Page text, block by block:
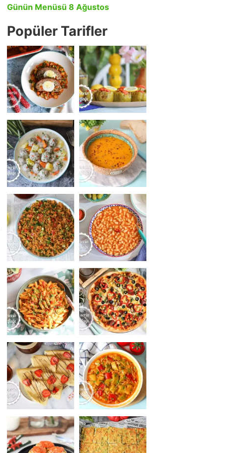
Günün Menüsü 8 Ağustos
Popüler Tarifler